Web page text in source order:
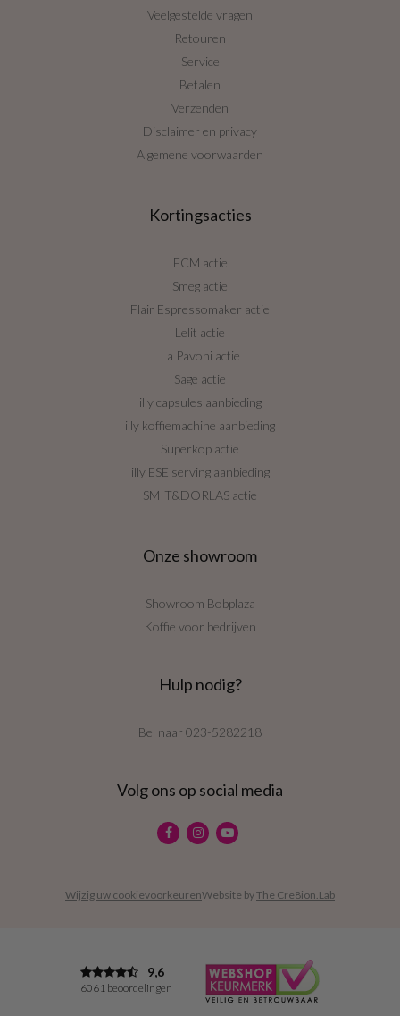
Veelgestelde vragen
Retouren
Service
Betalen
Verzenden
Disclaimer en privacy
Algemene voorwaarden
Kortingsacties
ECM actie
Smeg actie
Flair Espressomaker actie
Lelit actie
La Pavoni actie
Sage actie
illy capsules aanbieding
illy koffiemachine aanbieding
Superkop actie
illy ESE serving aanbieding
SMIT&DORLAS actie
Onze showroom
Showroom Bobplaza
Koffie voor bedrijven
Hulp nodig?
Bel naar 023-5282218
Volg ons op social media
Wijzig uw cookievoorkeurenWebsite byThe Cre8ion.Lab
9,6
6061 beoordelingen